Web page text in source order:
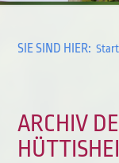
SIE SIND HIER:
ARCHIV